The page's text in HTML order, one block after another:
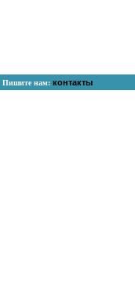
Пишите нам: контакты